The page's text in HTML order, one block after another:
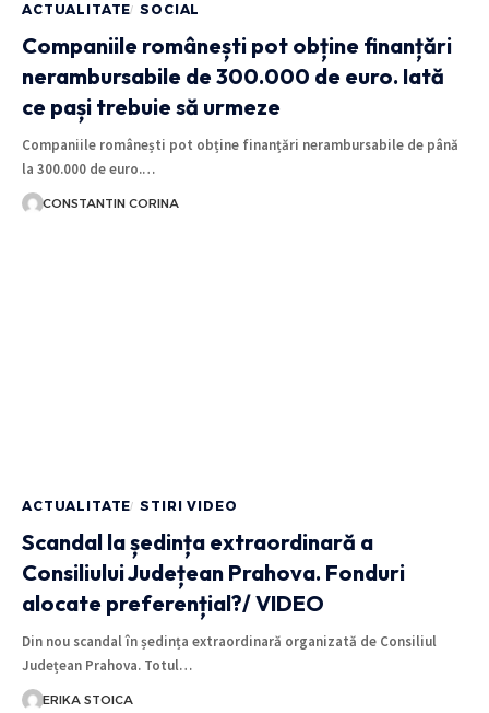
ACTUALITATE SOCIAL
Companiile românești pot obține finanțări
nerambursabile de 300.000 de euro. Iată
ce pași trebuie să urmeze
Companiile românești pot obține finanțări nerambursabile de până
la 300.000 de euro.…
CONSTANTIN CORINA
ACTUALITATE STIRI VIDEO
Scandal la ședința extraordinară a
Consiliului Județean Prahova. Fonduri
alocate preferențial?/ VIDEO
Din nou scandal în ședința extraordinară organizată de Consiliul
Județean Prahova. Totul…
ERIKA STOICA